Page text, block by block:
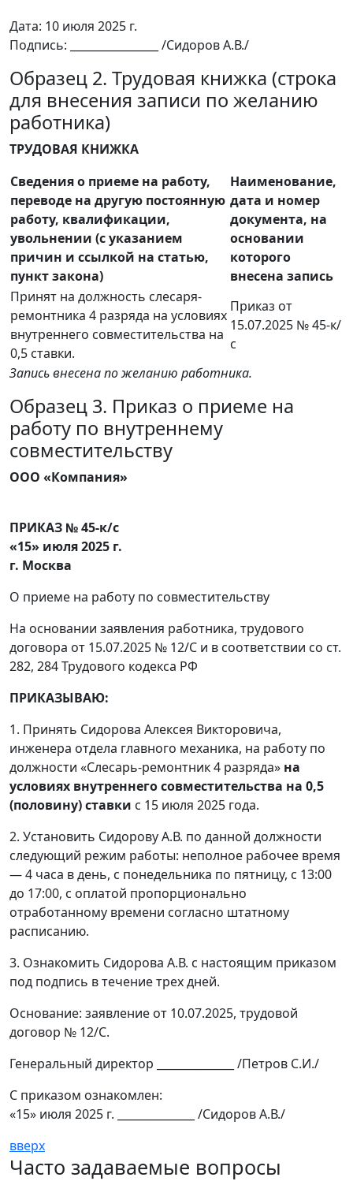
Дата: 10 июля 2025 г.
Подпись: ________________ /Сидоров А.В./
Образец 2. Трудовая книжка (строка
для внесения записи по желанию
работника)
ТРУДОВАЯ КНИЖКА
Сведения о приеме на работу,
переводе на другую постоянную
работу, квалификации,
увольнении (с указанием
причин и ссылкой на статью,
пункт закона)
Наименование,
дата и номер
документа, на
основании
которого
внесена запись
Принят на должность слесаря-
ремонтника 4 разряда на условиях
внутреннего совместительства на
0,5 ставки.
Приказ от
15.07.2025 № 45-к/
с
Запись внесена по желанию работника.
Образец 3. Приказ о приеме на
работу по внутреннему
совместительству
ООО «Компания»
ПРИКАЗ № 45-к/с
«15» июля 2025 г.
г. Москва
О приеме на работу по совместительству
На основании заявления работника, трудового
договора от 15.07.2025 № 12/С и в соответствии со ст.
282, 284 Трудового кодекса РФ
ПРИКАЗЫВАЮ:
1. Принять Сидорова Алексея Викторовича,
инженера отдела главного механика, на работу по
должности «Слесарь-ремонтник 4 разряда» на
условиях внутреннего совместительства на 0,5
(половину) ставки с 15 июля 2025 года.
2. Установить Сидорову А.В. по данной должности
следующий режим работы: неполное рабочее время
— 4 часа в день, с понедельника по пятницу, с 13:00
до 17:00, с оплатой пропорционально
отработанному времени согласно штатному
расписанию.
3. Ознакомить Сидорова А.В. с настоящим приказом
под подпись в течение трех дней.
Основание: заявление от 10.07.2025, трудовой
договор № 12/С.
Генеральный директор ______________ /Петров С.И./
С приказом ознакомлен:
«15» июля 2025 г. ______________ /Сидоров А.В./
вверх
Часто задаваемые вопросы